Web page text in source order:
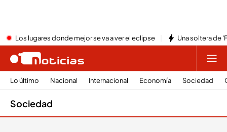
Los lugares donde mejor se va a ver el eclipse Una soltera de
Lo último Nacional Internacional Economía Sociedad
Sociedad